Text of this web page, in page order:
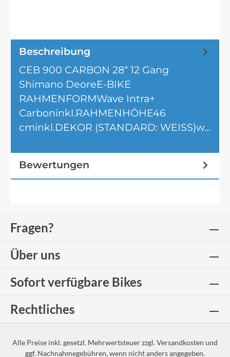
Beschreibung
CEB 900 CARBON 28“ 12 Gang
Shimano DeoreE-BIKE
RAHMENFORMWave Intra+
Carboninkl.RAHMENHÖHE46
cminkl.DEKOR (STANDARD: WEISS)w…
Bewertungen
Fragen?
Über uns
Sofort verfügbare Bikes
Rechtliches
Alle Preise inkl. gesetzl. Mehrwertsteuer zzgl.Versandkosten und
ggf. Nachnahmegebühren, wenn nicht anders angegeben.